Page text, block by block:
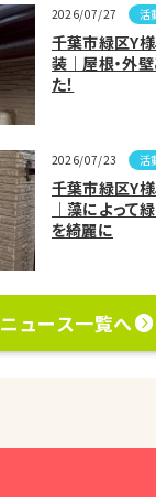
2026/07/27 活
千葉市緑区Y
装｜屋根・外
た！
2026/07/23 活
千葉市緑区Y
｜藻によって
を綺麗に
ニュース一覧へ